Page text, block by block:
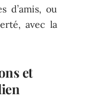
d’amis, ou
avec la
et